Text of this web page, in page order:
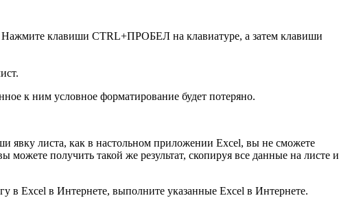
клавиши CTRL+ПРОБЕЛ на клавиатуре, а затем клавиши
к ним условное форматирование будет потеряно.
явку листа, как в настольном приложении Excel, вы не сможете
можете получить такой же результат, скопируя все данные на листе и
в Excel в Интернете, выполните указанные Excel в Интернете.